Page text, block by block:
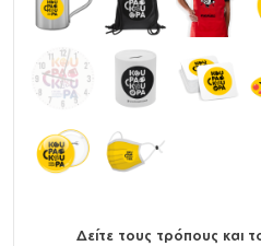
Δείτε τους τρόπους και